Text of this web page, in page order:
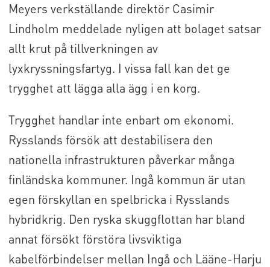
Meyers verkställande direktör Casimir
Lindholm meddelade nyligen att bolaget satsar
allt krut på tillverkningen av
lyxkryssningsfartyg. I vissa fall kan det ge
trygghet att lägga alla ägg i en korg.
Trygghet handlar inte enbart om ekonomi.
Rysslands försök att destabilisera den
nationella infrastrukturen påverkar många
finländska kommuner. Ingå kommun är utan
egen förskyllan en spelbricka i Rysslands
hybridkrig. Den ryska skuggflottan har bland
annat försökt förstöra livsviktiga
kabelförbindelser mellan Ingå och Lääne-Harju